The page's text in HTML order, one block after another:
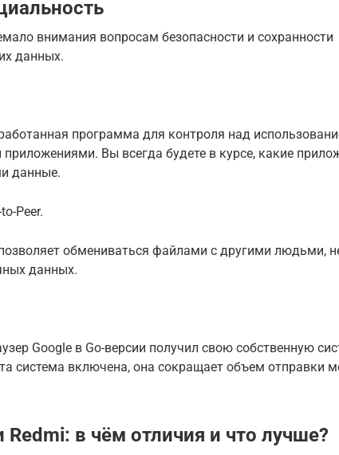
внимания вопросам безопасности и сохранности
данных.
программа для контроля над
Вы всегда будете в курсе, какие
данные.
Peer.
обмениваться файлами с другими людьми,
данных.
Google в Go-версии получил свою собственную
система включена, она сокращает объем отправки
Redmi: в чём отличия и что лучше?